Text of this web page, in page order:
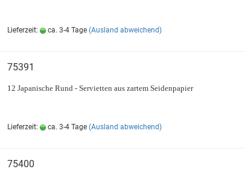
Lieferzeit: ca. 3-4 Tage (Ausland abweichend)
75391
12 Japanische Rund - Servietten aus zartem Seidenpapier
Lieferzeit: ca. 3-4 Tage (Ausland abweichend)
75400